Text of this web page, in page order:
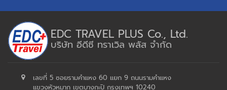
EDC TRAVEL PLUS Co., Ltd.
บริษัท อีดีซี ทราเวิล พลัส จำกัด
เลขที่ 5 ซอยรามคำแหง 60 แยก 9 ถนนรามคำแหง
แขวงหัวหมาก เขตบางกะปิ กรุงเทพฯ 10240